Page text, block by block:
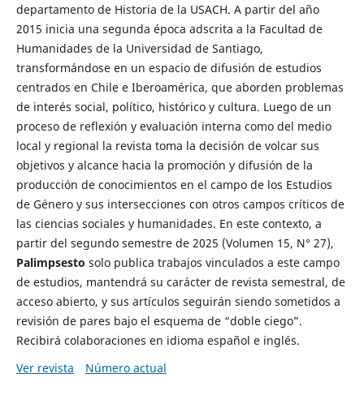
departamento de Historia de la USACH. A partir del año
2015 inicia una segunda época adscrita a la Facultad de
Humanidades de la Universidad de Santiago,
transformándose en un espacio de difusión de estudios
centrados en Chile e Iberoamérica, que aborden problemas
de interés social, político, histórico y cultura. Luego de un
proceso de reflexión y evaluación interna como del medio
local y regional la revista toma la decisión de volcar sus
objetivos y alcance hacia la promoción y difusión de la
producción de conocimientos en el campo de los Estudios
de Género y sus intersecciones con otros campos críticos de
las ciencias sociales y humanidades. En este contexto, a
partir del segundo semestre de 2025 (Volumen 15, N° 27),
Palimpsesto solo publica trabajos vinculados a este campo
de estudios, mantendrá su carácter de revista semestral, de
acceso abierto, y sus artículos seguirán siendo sometidos a
revisión de pares bajo el esquema de “doble ciego”.
Recibirá colaboraciones en idioma español e inglés.
Ver revista
Número actual